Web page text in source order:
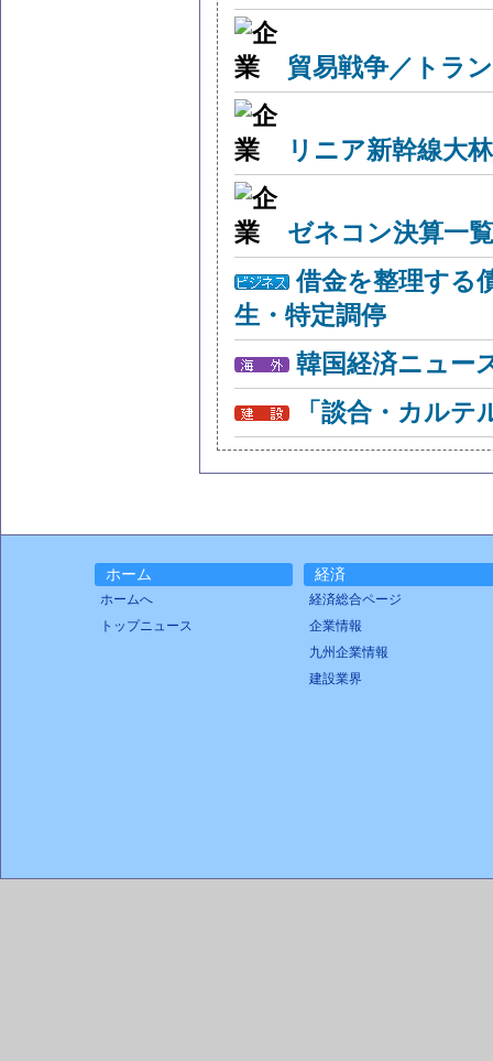
貿易戦争／トラ
リニア新幹線大
ゼネコン決算一
借金を整理する
生・特定調停
韓国経済ニュー
「談合・カル
ホーム
ホームへ
トップニュース
経済
経済総合ページ
企業情報
九州企業情報
建設業界